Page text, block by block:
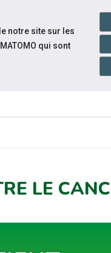
Accessibilité
LE
notre site sur les
qui sont